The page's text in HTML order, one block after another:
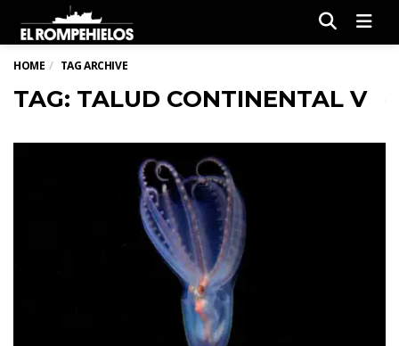
HOME TAG ARCHIVE
TAG: TALUD CONTINENTAL V